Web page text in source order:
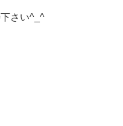
さい^_^